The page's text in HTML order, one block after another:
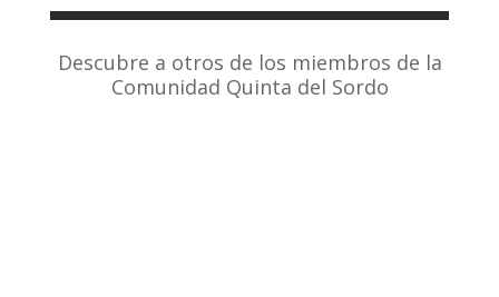
Descubre a otros de los miembros de la
Comunidad Quinta del Sordo